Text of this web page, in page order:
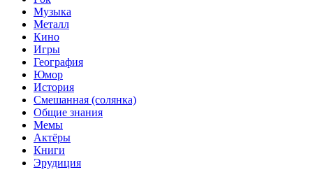
Музыка
Металл
Кино
Игры
География
Юмор
История
Смешанная (солянка)
Общие знания
Мемы
Актёры
Книги
Эрудиция